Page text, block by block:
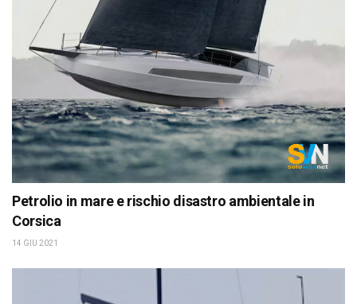
Petrolio in mare e rischio disastro ambientale in
Corsica
14 GIU 2021